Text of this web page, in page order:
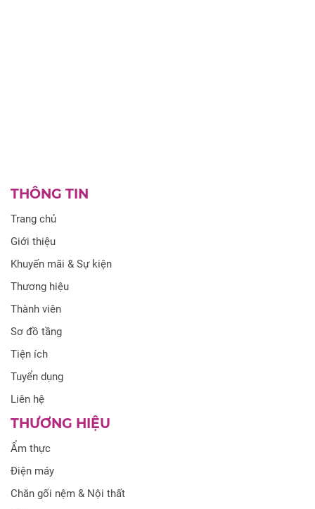
THÔNG TIN
Trang chủ
Giới thiệu
Khuyến mãi & Sự kiện
Thương hiệu
Thành viên
Sơ đồ tầng
Tiện ích
Tuyển dụng
Liên hệ
THƯƠNG HIỆU
Ẩm thực
Điện máy
Chăn gối nệm & Nội thất